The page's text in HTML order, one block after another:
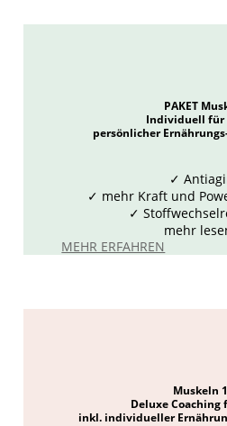
PAKET
Individuell für
persönlicher
✓
✓ mehr Kraft und
✓
mehr
MEHR ERFAHREN
Muskeln
Deluxe Coaching
inkl. individueller